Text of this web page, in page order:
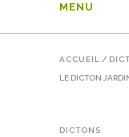
MENU
ACCUEIL /
LE DICTON
DICTONS